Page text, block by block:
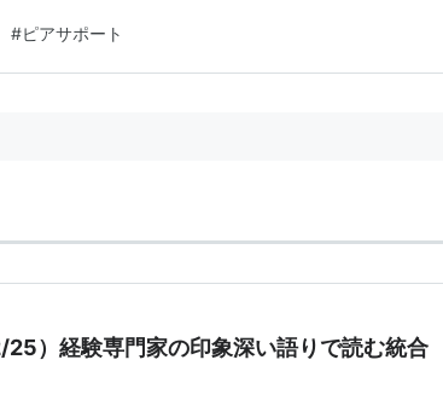
依存症、障害、福祉的困難などを経験した“当事者”とし
#ピアサポート
）経験専門家の印象深い語りで読む統合